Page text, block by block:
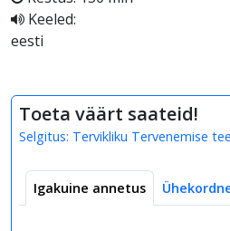
Keeled:
eesti
Toeta väärt saateid!
Selgitus: Tervikliku Tervenemise
Igakuine annetus